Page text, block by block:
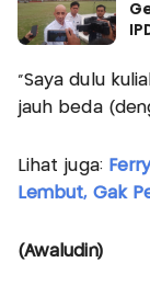
"Saya dulu
jauh beda
Lihat juga:
Lembut, Gak
(Awaludin)